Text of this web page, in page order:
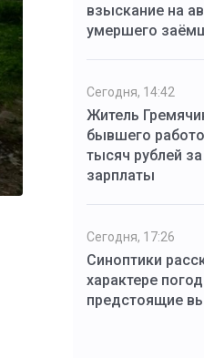
взыскание на
умершего
Сегодня, 14:42
Житель
бывшего
тысяч рублей
зарплаты
Сегодня, 17:26
Синоптики
характере
предстоящие